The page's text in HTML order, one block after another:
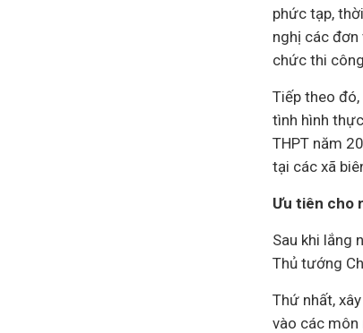
phức tạp,
nghị các
chức thi
Tiếp theo
tình hình
THPT năm
tại các xã
Ưu tiên cho
Sau khi lắng
Thủ tướng
Thứ nhất,
vào các môn